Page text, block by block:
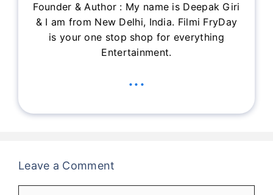
Founder & Author : My name is Deepak Giri
& I am from New Delhi, India. Filmi FryDay
is your one stop shop for everything
Entertainment.
...
Leave a Comment